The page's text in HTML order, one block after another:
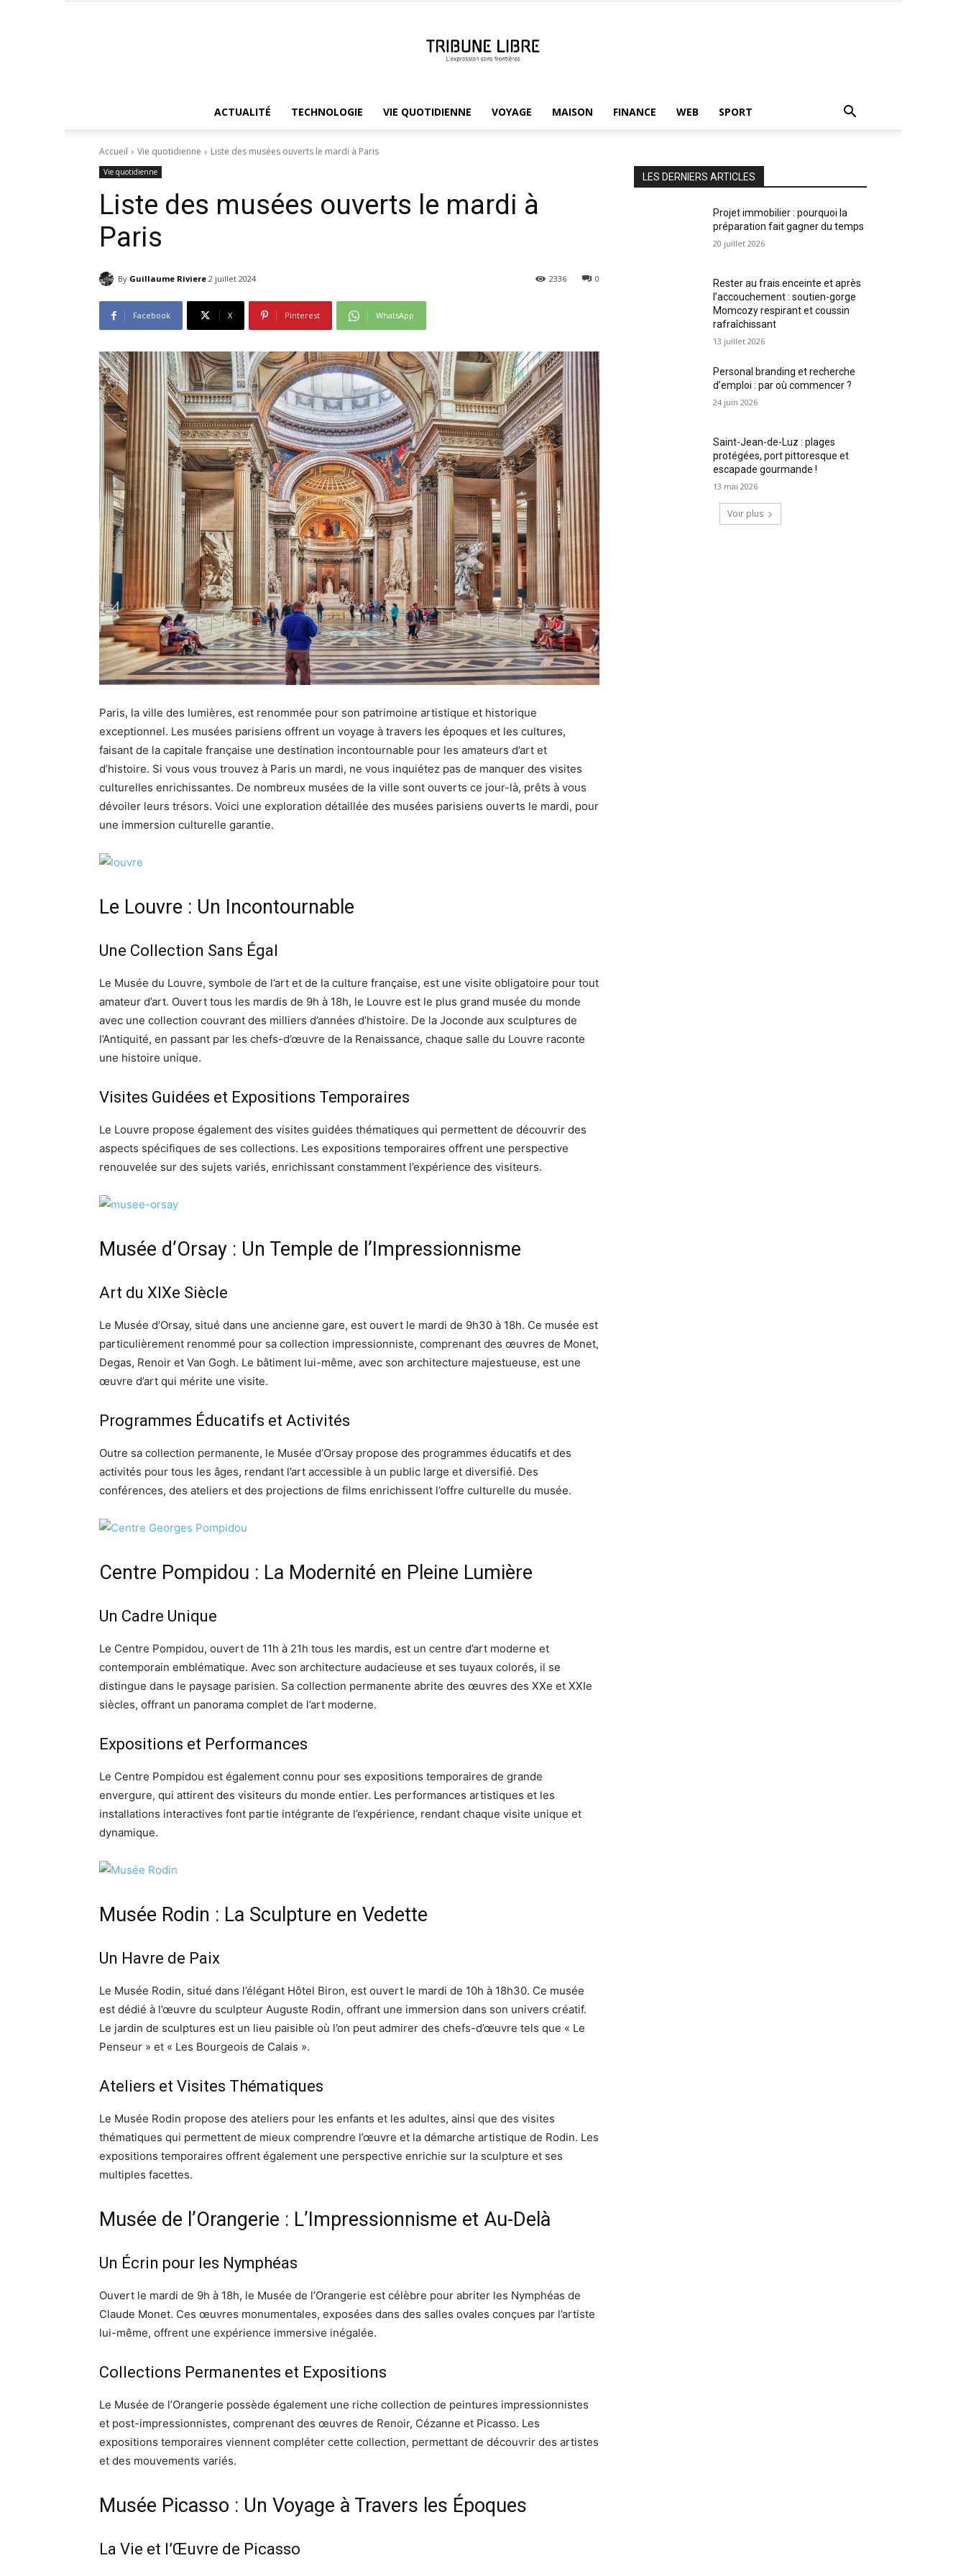
ACTUALITÉ TECHNOLOGIE VIE QUOTIDIENNE VOYAGE MAISON FINANCE WEB SPORT
Accueil Vie quotidienne Liste des musées ouverts le mardi à Paris
Vie quotidienne
Liste des musées ouverts le mardi à
Paris
By Guillaume Riviere 2 juillet 2024 0
2336
Facebook X Pinterest WhatsApp
Paris, la ville des lumières, est renommée pour son patrimoine artistique et historique
exceptionnel. Les musées parisiens offrent un voyage à travers les époques et les cultures,
faisant de la capitale française une destination incontournable pour les amateurs d’art et
d’histoire. Si vous vous trouvez à Paris un mardi, ne vous inquiétez pas de manquer des visites
culturelles enrichissantes. De nombreux musées de la ville sont ouverts ce jour-là, prêts à vous
dévoiler leurs trésors. Voici une exploration détaillée des musées parisiens ouverts le mardi, pour
une immersion culturelle garantie.
Le Louvre : Un Incontournable
Une Collection Sans Égal
Le Musée du Louvre, symbole de l’art et de la culture française, est une visite obligatoire pour tout
amateur d’art. Ouvert tous les mardis de 9h à 18h, le Louvre est le plus grand musée du monde
avec une collection couvrant des milliers d’années d’histoire. De la Joconde aux sculptures de
l’Antiquité, en passant par les chefs-d’œuvre de la Renaissance, chaque salle du Louvre raconte
une histoire unique.
Visites Guidées et Expositions Temporaires
Le Louvre propose également des visites guidées thématiques qui permettent de découvrir des
aspects spécifiques de ses collections. Les expositions temporaires offrent une perspective
renouvelée sur des sujets variés, enrichissant constamment l’expérience des visiteurs.
Musée d’Orsay : Un Temple de l’Impressionnisme
Art du XIXe Siècle
Le Musée d’Orsay, situé dans une ancienne gare, est ouvert le mardi de 9h30 à 18h. Ce musée est
particulièrement renommé pour sa collection impressionniste, comprenant des œuvres de Monet,
Degas, Renoir et Van Gogh. Le bâtiment lui-même, avec son architecture majestueuse, est une
œuvre d’art qui mérite une visite.
Programmes Éducatifs et Activités
Outre sa collection permanente, le Musée d’Orsay propose des programmes éducatifs et des
activités pour tous les âges, rendant l’art accessible à un public large et diversifié. Des
conférences, des ateliers et des projections de films enrichissent l’offre culturelle du musée.
Centre Pompidou : La Modernité en Pleine Lumière
Un Cadre Unique
Le Centre Pompidou, ouvert de 11h à 21h tous les mardis, est un centre d’art moderne et
contemporain emblématique. Avec son architecture audacieuse et ses tuyaux colorés, il se
distingue dans le paysage parisien. Sa collection permanente abrite des œuvres des XXe et XXIe
siècles, offrant un panorama complet de l’art moderne.
Expositions et Performances
Le Centre Pompidou est également connu pour ses expositions temporaires de grande
envergure, qui attirent des visiteurs du monde entier. Les performances artistiques et les
installations interactives font partie intégrante de l’expérience, rendant chaque visite unique et
dynamique.
Musée Rodin : La Sculpture en Vedette
Un Havre de Paix
Le Musée Rodin, situé dans l’élégant Hôtel Biron, est ouvert le mardi de 10h à 18h30. Ce musée
est dédié à l’œuvre du sculpteur Auguste Rodin, offrant une immersion dans son univers créatif.
Le jardin de sculptures est un lieu paisible où l’on peut admirer des chefs-d’œuvre tels que « Le
Penseur » et « Les Bourgeois de Calais ».
Ateliers et Visites Thématiques
Le Musée Rodin propose des ateliers pour les enfants et les adultes, ainsi que des visites
thématiques qui permettent de mieux comprendre l’œuvre et la démarche artistique de Rodin. Les
expositions temporaires offrent également une perspective enrichie sur la sculpture et ses
multiples facettes.
Musée de l’Orangerie : L’Impressionnisme et Au-Delà
Un Écrin pour les Nymphéas
Ouvert le mardi de 9h à 18h, le Musée de l’Orangerie est célèbre pour abriter les Nymphéas de
Claude Monet. Ces œuvres monumentales, exposées dans des salles ovales conçues par l’artiste
lui-même, offrent une expérience immersive inégalée.
Collections Permanentes et Expositions
Le Musée de l’Orangerie possède également une riche collection de peintures impressionnistes
et post-impressionnistes, comprenant des œuvres de Renoir, Cézanne et Picasso. Les
expositions temporaires viennent compléter cette collection, permettant de découvrir des artistes
et des mouvements variés.
Musée Picasso : Un Voyage à Travers les Époques
La Vie et l’Œuvre de Picasso
LES DERNIERS ARTICLES
Projet immobilier : pourquoi la
préparation fait gagner du temps
20 juillet 2026
Rester au frais enceinte et après
l’accouchement : soutien-gorge
Momcozy respirant et coussin
rafraîchissant
13 juillet 2026
Personal branding et recherche
d’emploi : par où commencer ?
24 juin 2026
Saint-Jean-de-Luz : plages
protégées, port pittoresque et
escapade gourmande !
13 mai 2026
Voir plus